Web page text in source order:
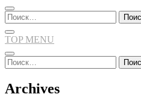
Найти:
TOP MENU
Найти:
Archives